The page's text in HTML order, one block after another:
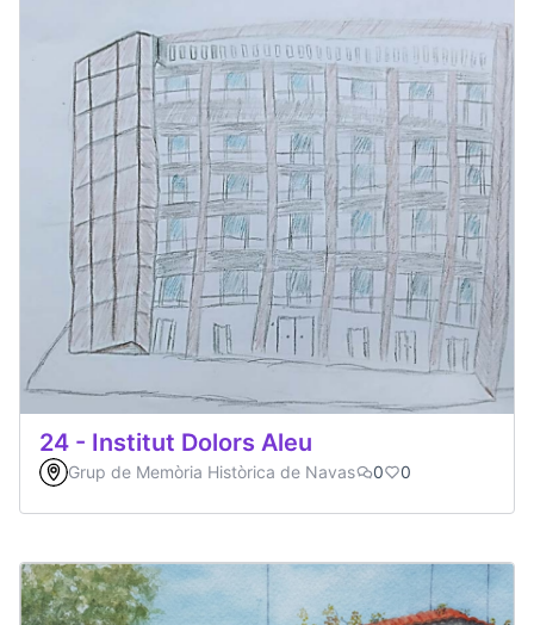
24 - Institut Dolors Aleu
Grup de Memòria Històrica de Navas 0 0